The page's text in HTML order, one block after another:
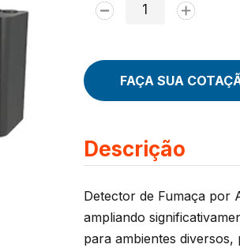
FAÇA SUA
Descrição
Detector de Fumaça por
ampliando
para ambientes